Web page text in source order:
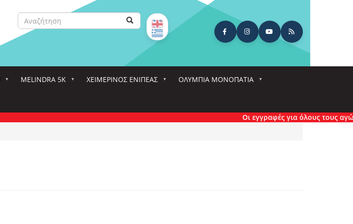
Search
Αναζήτηση Αναζήτηση
MELINDRA 5K ΧΕΙΜΕΡΙΝΟΣ ΕΝΙΠΕΑΣ ΟΛΎΜΠΙΑ ΜΟΝΟΠΆΤΙΑ
Οι εγγραφές για όλους τους αγώνες